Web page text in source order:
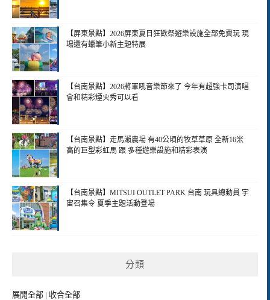
【屏東景點】2026屏東夏日狂歡祭遊樂設施全部免費玩 現
場還有蠟筆小新主題特展
【台南景點】2026將軍吼音樂節來了 今年有超強卡司演唱
會和精彩煙火秀可以看
【台南景點】走馬瀨農場 有40公頃的牧草草原 全新16米
高的巨型彩虹馬 跟 多種遊樂設施和精彩表演
【台南景點】MITSUI OUTLET PARK 台南 玩具總動員 宇
宙召集令 夏季主題活動登場
分類
展開全部 | 收合全部